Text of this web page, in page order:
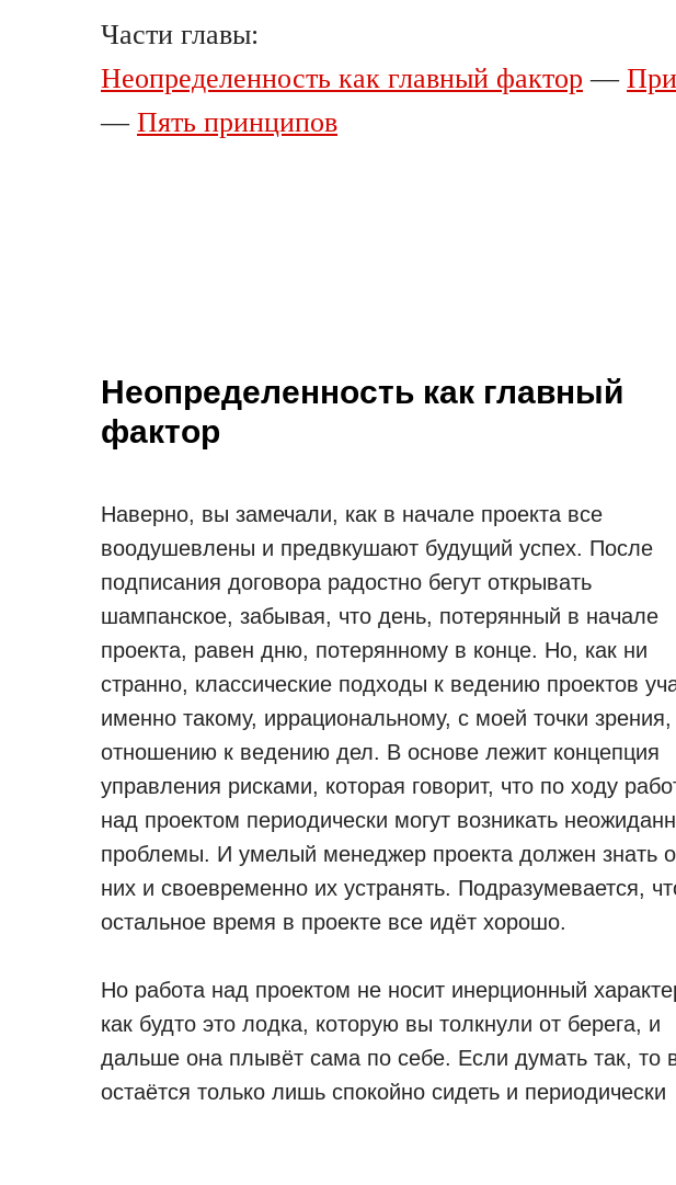
Части главы:
Неопределенность как главный фактор —
— Пять принципов
Неопределенность как главный
фактор
Наверно, вы замечали, как в начале проекта все
воодушевлены и предвкушают будущий успех. После
подписания договора радостно бегут открывать
шампанское, забывая, что день, потерянный в начале
проекта, равен дню, потерянному в конце. Но, как ни
странно, классические подходы к ведению проектов
именно такому, иррациональному, с моей точки зрения,
отношению к ведению дел. В основе лежит концепция
управления рисками, которая говорит, что по ходу
над проектом периодически могут возникать
проблемы. И умелый менеджер проекта должен знать о
них и своевременно их устранять. Подразумевается,
остальное время в проекте все идёт хорошо.
Но работа над проектом не носит инерционный
как будто это лодка, которую вы толкнули от берега, и
дальше она плывёт сама по себе. Если думать так, то
остаётся только лишь спокойно сидеть и периодически